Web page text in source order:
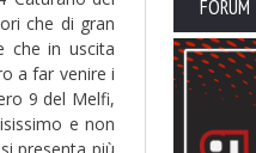
che di gran
che in uscita
a far venire i
9 del Melfi,
e non
FORUM